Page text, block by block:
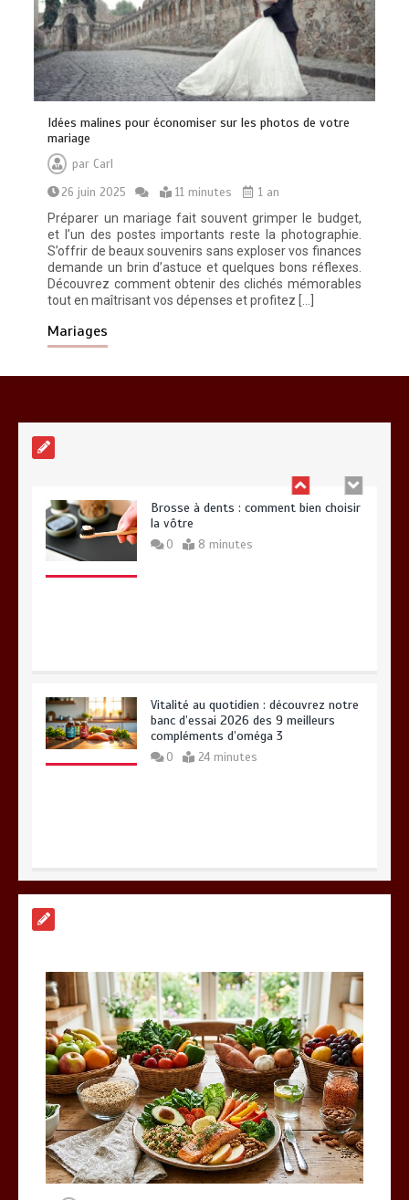
Idées malines pour économiser sur les photos de votre
mariage
par Carl
26 juin 2025
11 minutes
1 an
Préparer un mariage fait souvent grimper le budget,
et l’un des postes importants reste la photographie.
S’offrir de beaux souvenirs sans exploser vos finances
demande un brin d’astuce et quelques bons réflexes.
Découvrez comment obtenir des clichés mémorables
tout en maîtrisant vos dépenses et profitez […]
Mariages
sépare le bon de l’excellent
Alimentation équilibrée : ses bienfaits
Brosse à dents : comment bien choisir
la vôtre
0 8 minutes
Vitalité au quotidien : découvrez notre
banc d’essai 2026 des 9 meilleurs
compléments d’oméga 3
0 24 minutes
Alimentation équilibrée : ses bienfaits
pour une santé durable
0 10 minutes